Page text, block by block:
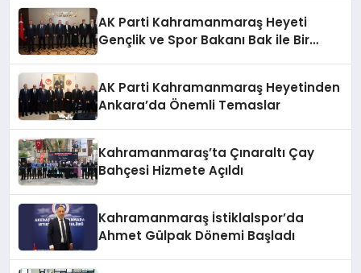
AK Parti Kahramanmaraş Heyeti
Gençlik ve Spor Bakanı Bak ile Bir
AK Parti Kahramanmaraş Heyetinden
Ankara’da Önemli Temaslar
Kahramanmaraş’ta Çınaraltı Çay
Bahçesi Hizmete Açıldı
Kahramanmaraş İstiklalspor’da
Ahmet Gülpak Dönemi Başladı